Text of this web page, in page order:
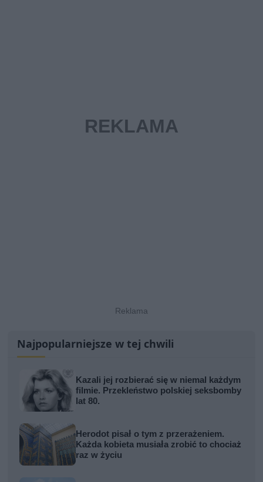
Najpopularniejsze w tej chwili
Kazali jej rozbierać się w niemal każdym
filmie. Przekleństwo polskiej seksbomby
lat 80.
Herodot pisał o tym z przerażeniem.
Każda kobieta musiała zrobić to chociaż
raz w życiu